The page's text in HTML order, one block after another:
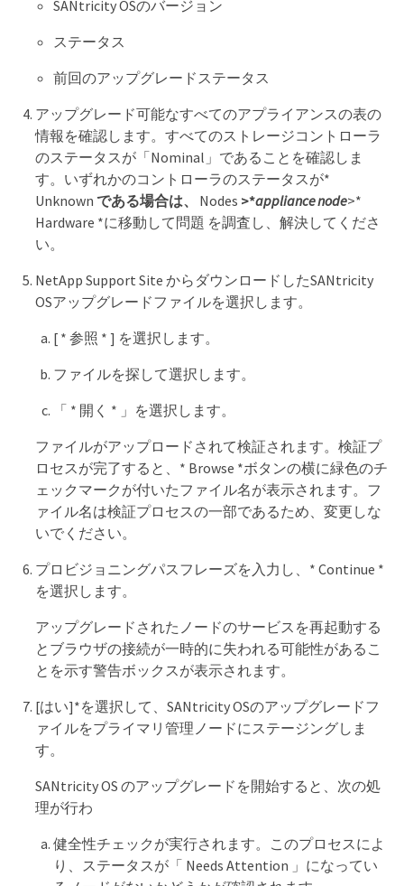
SANtricity OSのバージョン
ステータス
前回のアップグレードステータス
アップグレード可能なすべてのアプライアンスの表の
情報を確認します。すべてのストレージコントローラ
のステータスが「Nominal」であることを確認しま
す。いずれかのコントローラのステータスが*
Unknown である場合は、 Nodes >*appliance node>*
Hardware *に移動して問題 を調査し、解決してくださ
い。
NetApp Support Site からダウンロードしたSANtricity
OSアップグレードファイルを選択します。
[ * 参照 * ] を選択します。
ファイルを探して選択します。
「 * 開く * 」を選択します。
ファイルがアップロードされて検証されます。検証プ
ロセスが完了すると、* Browse *ボタンの横に緑色のチ
ェックマークが付いたファイル名が表示されます。フ
ァイル名は検証プロセスの一部であるため、変更しな
いでください。
プロビジョニングパスフレーズを入力し、* Continue *
を選択します。
アップグレードされたノードのサービスを再起動する
とブラウザの接続が一時的に失われる可能性があるこ
とを示す警告ボックスが表示されます。
[はい]*を選択して、SANtricity OSのアップグレードフ
ァイルをプライマリ管理ノードにステージングしま
す。
SANtricity OS のアップグレードを開始すると、次の処
理が行わ
健全性チェックが実行されます。このプロセスによ
り、ステータスが「 Needs Attention 」になってい